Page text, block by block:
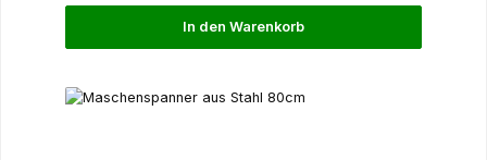
In den Warenkorb